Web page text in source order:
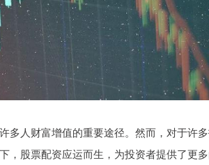
多人财富增值的重要途径。然而，对于许
，股票配资应运而生，为投资者提供了更